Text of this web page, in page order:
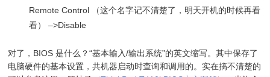
Remote Control （这个名字记不清楚了，明天开机的时候再看
看） –>Disable
对了，BIOS 是什么？“基本输入/输出系统”的英文缩写。其中保存了
电脑硬件的基本设置，共机器启动时查询和调用的。实在搞不清楚的